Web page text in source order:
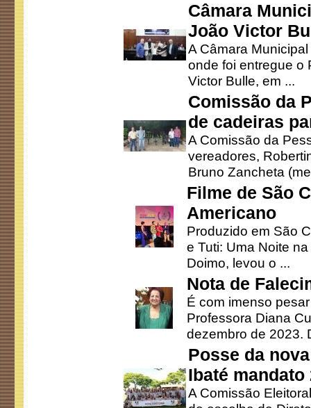
Câmara
João Victor
A Câmara
onde foi entregue o
Victor Bulle, em ...
Comissão da
de cadeiras
A Comissão da
vereadores,
Bruno Zancheta
Filme de São
Americano
Produzido em São
e Tuti: Uma Noite
Doimo, levou o ...
Nota de
É com imenso
Professora Diana
dezembro de 2023.
Posse da
Ibaté mandato
A Comissão